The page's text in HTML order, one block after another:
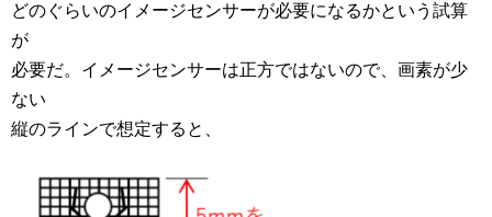
どのぐらいのイメージセンサーが必要になるかという試算
が
必要だ。イメージセンサーは正方ではないので、画素が少
ない
縦のラインで想定すると、